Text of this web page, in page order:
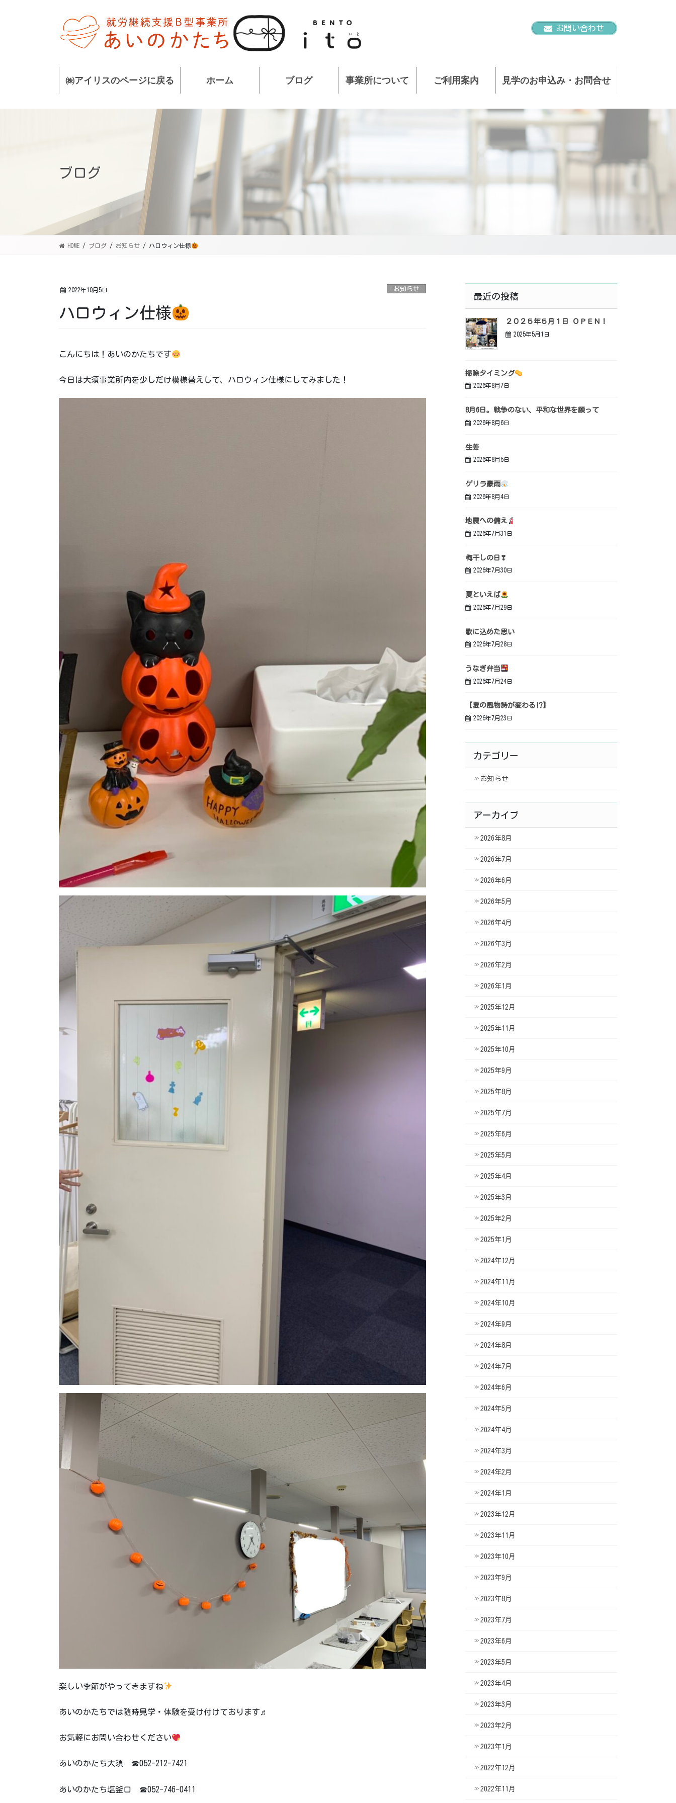
お問い合わせ
㈱アイリスのページに戻る ホーム ブログ 事業所について ご利用案内 見学のお申込み・お問合せ
ブログ
HOME ブログ お知らせ ハロウィン仕様
2022年10月5日 お知らせ
ハロウィン仕様
こんにちは！あいのかたちです
今日は大須事業所内を少しだけ模様替えして、ハロウィン仕様にしてみました！
楽しい季節がやってきますね
あいのかたちでは随時見学・体験を受け付けております♬
お気軽にお問い合わせください
あいのかたち大須 ☎052-212-7421
あいのかたち塩釜口 ☎052-746-0411
最近の投稿
２０２５年５月１日 ＯＰＥＮ！
2025年5月1日
掃除タイミング
2026年8月7日
8月6日。戦争のない、平和な世界を願って
2026年8月6日
生姜
2026年8月5日
ゲリラ豪雨
2026年8月4日
地震への備え
2026年7月31日
梅干しの日❣
2026年7月30日
夏といえば
2026年7月29日
歌に込めた思い
2026年7月28日
うなぎ弁当
2026年7月24日
【夏の風物詩が変わる⁉】
2026年7月23日
カテゴリー
お知らせ
アーカイブ
2026年8月
2026年7月
2026年6月
2026年5月
2026年4月
2026年3月
2026年2月
2026年1月
2025年12月
2025年11月
2025年10月
2025年9月
2025年8月
2025年7月
2025年6月
2025年5月
2025年4月
2025年3月
2025年2月
2025年1月
2024年12月
2024年11月
2024年10月
2024年9月
2024年8月
2024年7月
2024年6月
2024年5月
2024年4月
2024年3月
2024年2月
2024年1月
2023年12月
2023年11月
2023年10月
2023年9月
2023年8月
2023年7月
2023年6月
2023年5月
2023年4月
2023年3月
2023年2月
2023年1月
2022年12月
2022年11月